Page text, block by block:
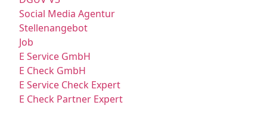
Social Media Agentur
Stellenangebot
Job
E Service GmbH
E Check GmbH
E Service Check Expert
E Check Partner Expert